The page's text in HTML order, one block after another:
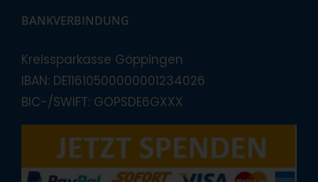
BANKVERBINDUNG
Kreissparkasse Göppingen
IBAN: DE11610500000001234026
BIC-/SWIFT: GOPSDE6GXXX